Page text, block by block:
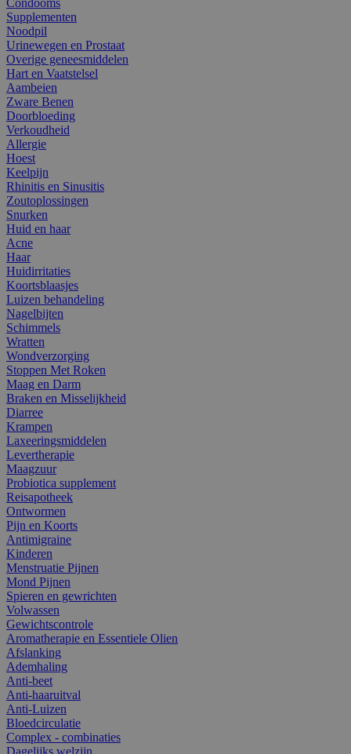
Supplementen
Noodpil
Urinewegen en Prostaat
Overige geneesmiddelen
Hart en Vaatstelsel
Aambeien
Zware Benen
Doorbloeding
Verkoudheid
Allergie
Hoest
Keelpijn
Rhinitis en Sinusitis
Zoutoplossingen
Snurken
Huid en haar
Acne
Haar
Huidirritaties
Koortsblaasjes
Luizen behandeling
Nagelbijten
Schimmels
Wratten
Wondverzorging
Stoppen Met Roken
Maag en Darm
Braken en Misselijkheid
Diarree
Krampen
Laxeeringsmiddelen
Levertherapie
Maagzuur
Probiotica supplement
Reisapotheek
Ontwormen
Pijn en Koorts
Antimigraine
Kinderen
Menstruatie Pijnen
Mond Pijnen
Spieren en gewrichten
Volwassen
Gewichtscontrole
Aromatherapie en Essentiele Olien
Afslanking
Ademhaling
Anti-beet
Anti-haaruitval
Anti-Luizen
Bloedcirculatie
Complex - combinaties
Dagelijks welzijn